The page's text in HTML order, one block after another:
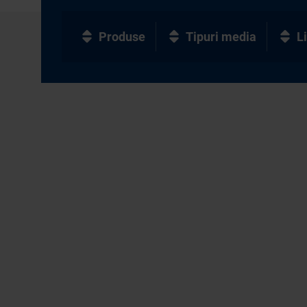
Produse Tipuri media